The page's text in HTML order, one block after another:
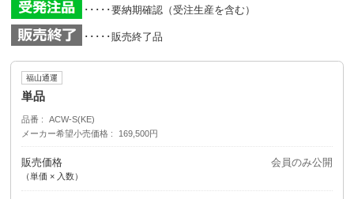
･････要納期確認（受注生産を含む）
･････販売終了品
福山通運
単品
品番
ACW-S(KE)
メーカー希望小売価格
169,500円
販売価格
（単価 × 入数）
会員のみ公開